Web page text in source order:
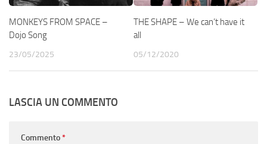
MONKEYS FROM SPACE –
Dojo Song
23/05/2025
THE SHAPE – We can’t have it
all
05/12/2020
LASCIA UN COMMENTO
Commento*